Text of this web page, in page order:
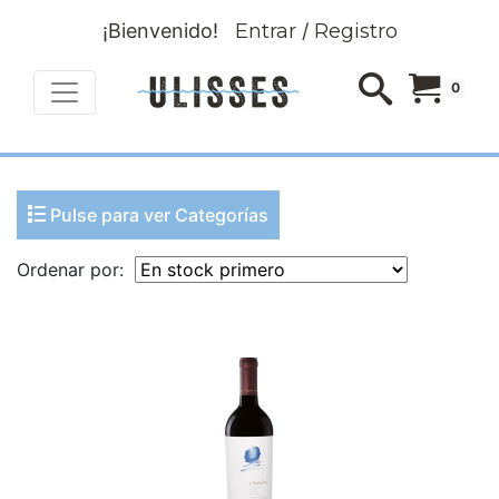
¡Bienvenido! Entrar/ Registro
0
Pulse para ver Categorías
Ordenar por: